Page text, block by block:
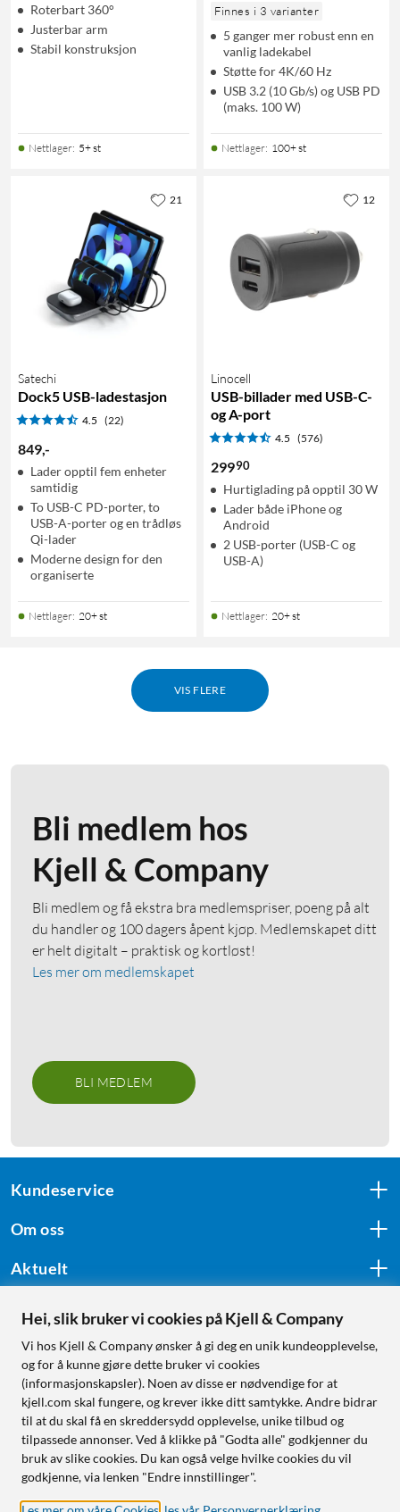
Roterbart 360°
Justerbar arm
Stabil konstruksjon
Nettlager: 5+ st
Finnes i 3 varianter
5 ganger mer robust enn en
vanlig ladekabel
Støtte for 4K/60 Hz
USB 3.2 (10 Gb/s) og USB PD
(maks. 100 W)
Nettlager: 100+ st
Satechi
Dock5 USB-ladestasjon
4.5 (22)
849,-
Lader opptil fem enheter
samtidig
To USB-C PD-porter, to
USB-A-porter og en trådløs
Qi-lader
Moderne design for den
organiserte
Nettlager: 20+ st
21
Linocell
USB-billader med USB-C-
og A-port
4.5 (576)
29990
Hurtiglading på opptil 30 W
Lader både iPhone og
Android
2 USB-porter (USB-C og
USB-A)
Nettlager: 20+ st
12
VIS FLERE
Bli medlem hos
Kjell & Company
Bli medlem og få ekstra bra medlemspriser, poeng på alt
du handler og 100 dagers åpent kjøp. Medlemskapet ditt
er helt digitalt – praktisk og kortløst!
Les mer om medlemskapet
BLI MEDLEM
Kundeservice
Om oss
Aktuelt
Følg oss
Handle fra:
Sverige
Norge
Hei, slik bruker vi cookies på Kjell & Company
Vi hos Kjell & Company ønsker å gi deg en unik kundeopplevelse,
og for å kunne gjøre dette bruker vi cookies
(informasjonskapsler). Noen av disse er nødvendige for at
kjell.com skal fungere, og krever ikke ditt samtykke. Andre bidrar
til at du skal få en skreddersydd opplevelse, unike tilbud og
tilpassede annonser. Ved å klikke på "Godta alle" godkjenner du
bruk av slike cookies. Du kan også velge hvilke cookies du vil
godkjenne, via lenken "Endre innstillinger".